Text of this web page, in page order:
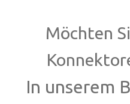
Möchten
In unserem